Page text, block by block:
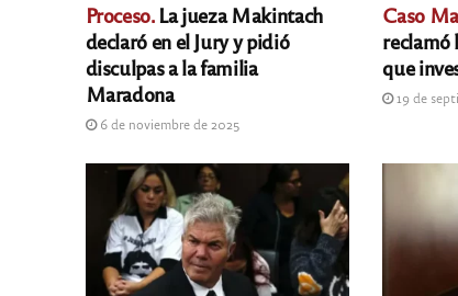
Proceso.La jueza Makintach
declaró en el Jury y pidió
disculpas a la familia
Maradona
6 de noviembre de 2025
Caso
reclamó
que
19 de